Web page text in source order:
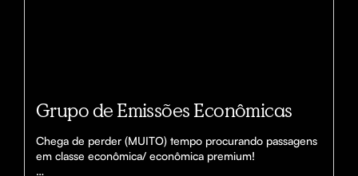
Grupo de Emissões Econômicas
Chega de perder (MUITO) tempo procurando passagens
em classe econômica/ econômica premium!